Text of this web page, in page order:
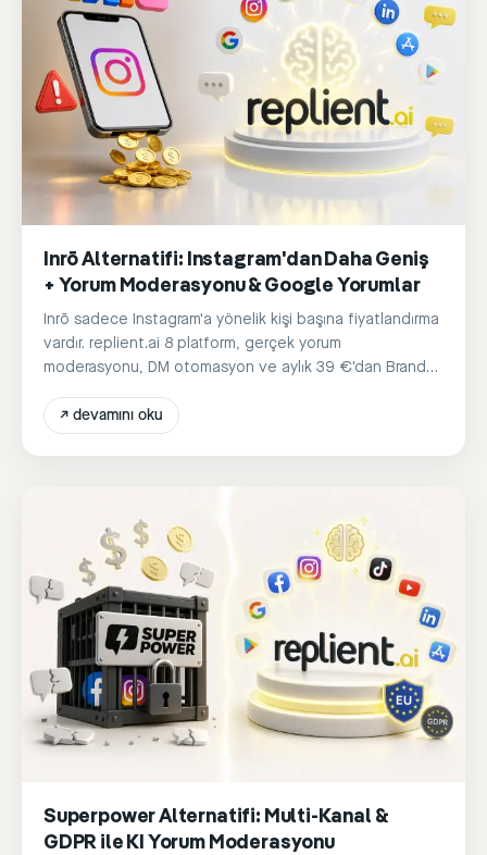
Inrō Alternatifi: Instagram'dan Daha Geniş
+ Yorum Moderasyonu & Google Yorumlar
Inrō sadece Instagram'a yönelik kişi başına fiyatlandırma
vardır. replient.ai 8 platform, gerçek yorum
moderasyonu, DM otomasyon ve aylık 39 €'dan Brand-
↗ devamını oku
Superpower Alternatifi: Multi-Kanal &
GDPR ile KI Yorum Moderasyonu